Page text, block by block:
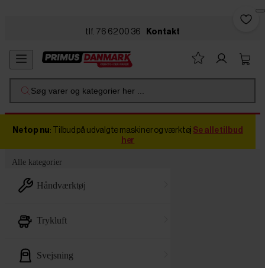
tlf. 76 62 00 36 Kontakt
Søg varer og kategorier her ...
Netop nu: Tilbud på udvalgte maskiner og værktøj Se alle tilbud
her
Alle kategorier
håndværktøj
trykluft
svejsning